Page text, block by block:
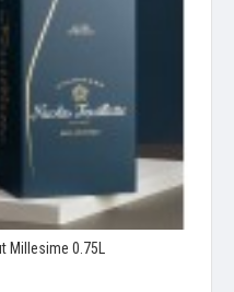
Millesime 0.75L